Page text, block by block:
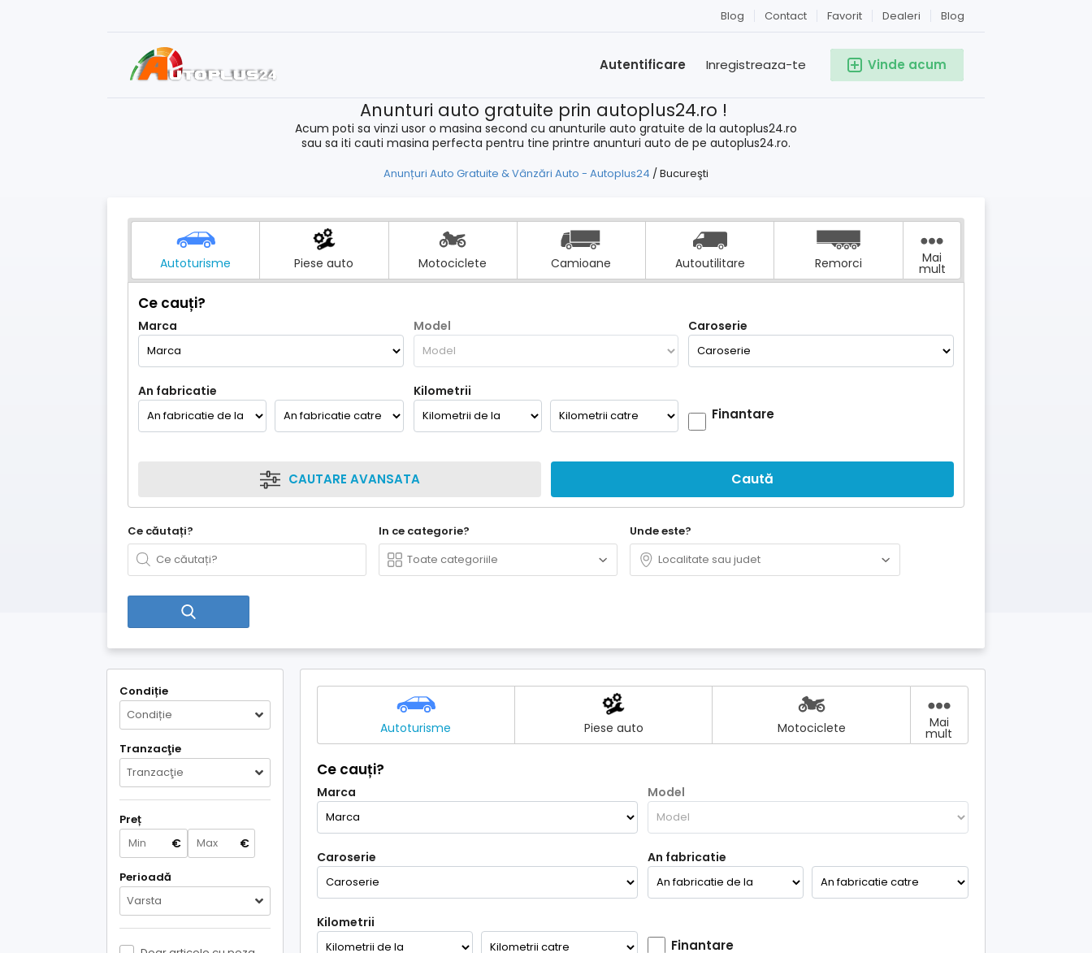
Blog
Dealeri
Favorit
Contact
Blog
Vinde acum
Inregistreaza-te
Autentificare
Anunturi auto gratuite prin autoplus24.ro !
Acum poti sa vinzi usor o masina second cu anunturile auto gratuite de la autoplus24.ro
sau sa iti cauti masina perfecta pentru tine printre anunturi auto de pe autoplus24.ro.
Anunțuri Auto Gratuite & Vânzări Auto - Autoplus24 /Bucureşti
Autoturisme Piese auto Motociclete Camioane Autoutilitare Remorci Mai
mult
Ce cauți?
Marca Model Caroserie
An fabricatie Kilometrii
Finantare
CAUTARE AVANSATA Caută
Ce căutați? In ce categorie? Unde este?
Condiție
Condiție
Tranzacţie
Tranzacţie
Preț
€ €
Perioadă
Varsta
Autoturisme Piese auto Motociclete Mai
mult
Ce cauți?
Marca Model
Caroserie An fabricatie
Kilometrii
Finantare